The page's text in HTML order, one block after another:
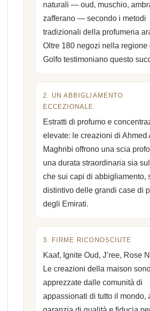
naturali — oud, muschio,
zafferano — secondo i metodi
tradizionali della profumeria
Oltre 180 negozi nella regione
Golfo testimoniano questo
2. UN ABBIGLIAMENTO
ECCEZIONALE
Estratti di profumo e
elevate: le creazioni di Ahmed
Maghribi offrono una scia
una durata straordinaria sia
che sui capi di abbigliamento,
distintivo delle grandi case di
degli Emirati.
3. FIRME RICONOSCIUTE
Kaaf, Ignite Oud, J’ree, Rose
Le creazioni della maison
apprezzate dalle comunità di
appassionati di tutto il mondo,